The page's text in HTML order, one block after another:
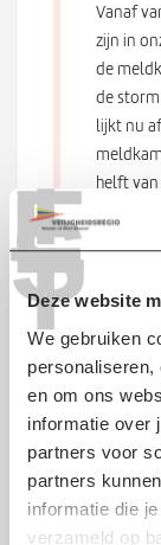
T
E
S
T
Deze website
We gebruiken
en om ons
informatie over
partners voor
partners
informatie die
verzameld op
Vanaf
zijn in
de
de storm
lijkt nu
helft